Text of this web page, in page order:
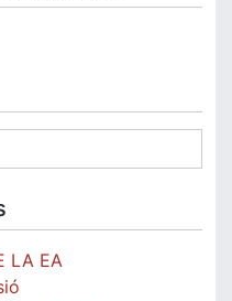
LA EA